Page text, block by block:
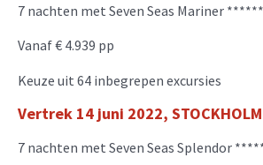
7 nachten met Seven Seas Mariner ******
Vanaf € 4.939 pp
Keuze uit 64 inbegrepen excursies
Vertrek 14 juni 2022,
7 nachten met Seven Seas Splendor